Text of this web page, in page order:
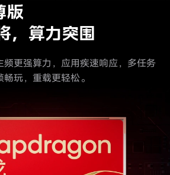
版
，算力突围
频更强算力，应用疾速响应，多任务
玩，重载更轻松。